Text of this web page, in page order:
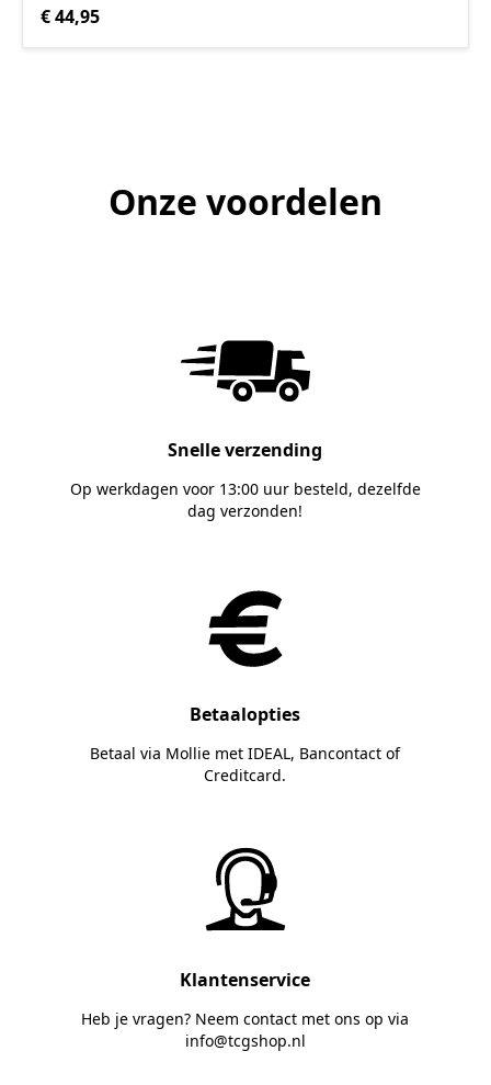
€ 44,95
Onze voordelen
Snelle verzending
Op werkdagen voor 13:00 uur besteld, dezelfde
dag verzonden!
Betaalopties
Betaal via Mollie met IDEAL, Bancontact of
Creditcard.
Klantenservice
Heb je vragen? Neem contact met ons op via
info@tcgshop.nl